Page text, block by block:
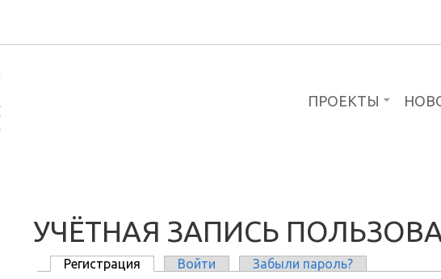
ПРОЕКТЫ
УЧЁТНАЯ ЗАПИСЬ
Регистрация (активная вкладка)
Войти Забыли пароль?